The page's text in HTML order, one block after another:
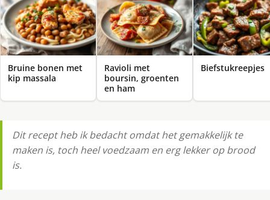
Bruine bonen met
kip massala
Ravioli met
boursin, groenten
en ham
Biefstukreepjes
Dit recept heb ik bedacht omdat het gemakkelijk te
maken is, toch heel voedzaam en erg lekker op brood
is.